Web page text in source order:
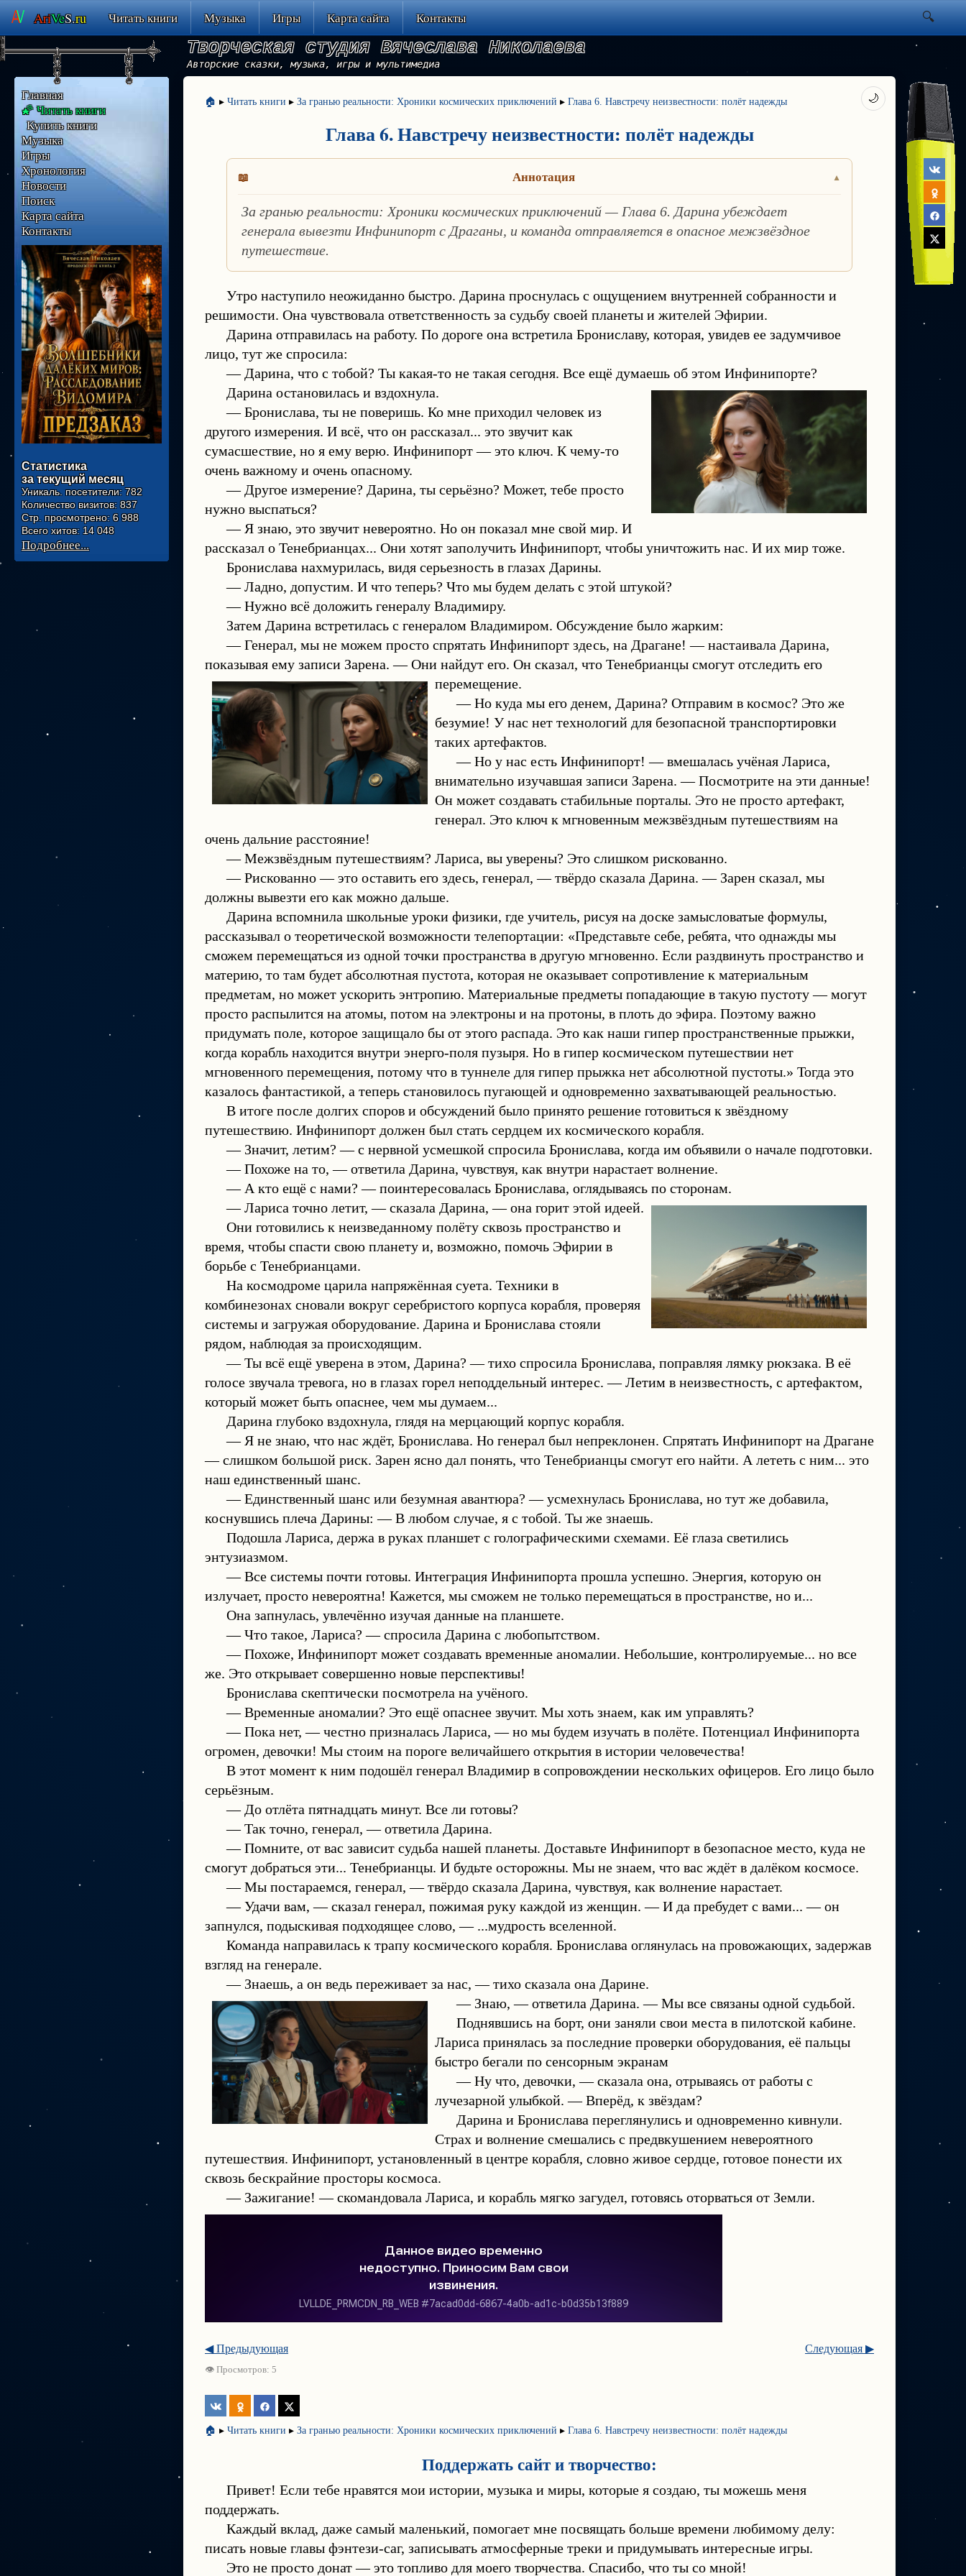
Творческая студия Вячеслава Николаева
Авторские сказки, музыка, игры и мультимедиа
AriVeS.ru Читать книги Музыка Игры Карта сайта Контакты
🏠 ▸ Читать книги ▸ За гранью реальности: Хроники космических приключений ▸ Глава 6. Навстречу неизвестности: полёт надежды
Глава 6. Навстречу неизвестности: полёт надежды
Аннотация
За гранью реальности: Хроники космических приключений — Глава 6. Дарина убеждает
генерала вывезти Инфинипорт с Драганы, и команда отправляется в опасное межзвёздное
путешествие.
Утро наступило неожиданно быстро. Дарина проснулась с ощущением внутренней собранности и
решимости. Она чувствовала ответственность за судьбу своей планеты и жителей Эфирии.
Дарина отправилась на работу. По дороге она встретила Брониславу, которая, увидев ее задумчивое
лицо, тут же спросила:
— Дарина, что с тобой? Ты какая-то не такая сегодня. Все ещё думаешь об этом Инфинипорте?
Дарина остановилась и вздохнула.
— Бронислава, ты не поверишь. Ко мне приходил человек из
другого измерения. И всё, что он рассказал... это звучит как
сумасшествие, но я ему верю. Инфинипорт — это ключ. К чему-то
очень важному и очень опасному.
— Другое измерение? Дарина, ты серьёзно? Может, тебе просто
нужно выспаться?
— Я знаю, это звучит невероятно. Но он показал мне свой мир. И
рассказал о Тенебрианцах... Они хотят заполучить Инфинипорт, чтобы уничтожить нас. И их мир тоже.
Бронислава нахмурилась, видя серьезность в глазах Дарины.
— Ладно, допустим. И что теперь? Что мы будем делать с этой штукой?
— Нужно всё доложить генералу Владимиру.
Затем Дарина встретилась с генералом Владимиром. Обсуждение было жарким:
— Генерал, мы не можем просто спрятать Инфинипорт здесь, на Драгане! — настаивала Дарина,
показывая ему записи Зарена. — Они найдут его. Он сказал, что Тенебрианцы смогут отследить его
перемещение.
— Но куда мы его денем, Дарина? Отправим в космос? Это же
безумие! У нас нет технологий для безопасной транспортировки
таких артефактов.
— Но у нас есть Инфинипорт! — вмешалась учёная Лариса,
внимательно изучавшая записи Зарена. — Посмотрите на эти данные!
Он может создавать стабильные порталы. Это не просто артефакт,
генерал. Это ключ к мгновенным межзвёздным путешествиям на
очень дальние расстояние!
— Межзвёздным путешествиям? Лариса, вы уверены? Это слишком рискованно.
— Рискованно — это оставить его здесь, генерал, — твёрдо сказала Дарина. — Зарен сказал, мы
должны вывезти его как можно дальше.
Дарина вспомнила школьные уроки физики, где учитель, рисуя на доске замысловатые формулы,
рассказывал о теоретической возможности телепортации: «Представьте себе, ребята, что однажды мы
сможем перемещаться из одной точки пространства в другую мгновенно. Если раздвинуть пространство и
материю, то там будет абсолютная пустота, которая не оказывает сопротивление к материальным
предметам, но может ускорить энтропию. Материальные предметы попадающие в такую пустоту — могут
просто распылится на атомы, потом на электроны и на протоны, в плоть до эфира. Поэтому важно
придумать поле, которое защищало бы от этого распада. Это как наши гипер пространственные прыжки,
когда корабль находится внутри энерго-поля пузыря. Но в гипер космическом путешествии нет
мгновенного перемещения, потому что в туннеле для гипер прыжка нет абсолютной пустоты.» Тогда это
казалось фантастикой, а теперь становилось пугающей и одновременно захватывающей реальностью.
В итоге после долгих споров и обсуждений было принято решение готовиться к звёздному
путешествию. Инфинипорт должен был стать сердцем их космического корабля.
— Значит, летим? — с нервной усмешкой спросила Бронислава, когда им объявили о начале подготовки.
— Похоже на то, — ответила Дарина, чувствуя, как внутри нарастает волнение.
— А кто ещё с нами? — поинтересовалась Бронислава, оглядываясь по сторонам.
— Лариса точно летит, — сказала Дарина, — она горит этой идеей.
Они готовились к неизведанному полёту сквозь пространство и
время, чтобы спасти свою планету и, возможно, помочь Эфирии в
борьбе с Тенебрианцами.
На космодроме царила напряжённая суета. Техники в
комбинезонах сновали вокруг серебристого корпуса корабля, проверяя
системы и загружая оборудование. Дарина и Бронислава стояли
рядом, наблюдая за происходящим.
— Ты всё ещё уверена в этом, Дарина? — тихо спросила Бронислава, поправляя лямку рюкзака. В её
голосе звучала тревога, но в глазах горел неподдельный интерес. — Летим в неизвестность, с артефактом,
который может быть опаснее, чем мы думаем...
Дарина глубоко вздохнула, глядя на мерцающий корпус корабля.
— Я не знаю, что нас ждёт, Бронислава. Но генерал был непреклонен. Спрятать Инфинипорт на Драгане
— слишком большой риск. Зарен ясно дал понять, что Тенебрианцы смогут его найти. А лететь с ним... это
наш единственный шанс.
— Единственный шанс или безумная авантюра? — усмехнулась Бронислава, но тут же добавила,
коснувшись плеча Дарины: — В любом случае, я с тобой. Ты же знаешь.
Подошла Лариса, держа в руках планшет с голографическими схемами. Её глаза светились
энтузиазмом.
— Все системы почти готовы. Интеграция Инфинипорта прошла успешно. Энергия, которую он
излучает, просто невероятна! Кажется, мы сможем не только перемещаться в пространстве, но и...
Она запнулась, увлечённо изучая данные на планшете.
— Что такое, Лариса? — спросила Дарина с любопытством.
— Похоже, Инфинипорт может создавать временные аномалии. Небольшие, контролируемые... но все
же. Это открывает совершенно новые перспективы!
Бронислава скептически посмотрела на учёного.
— Временные аномалии? Это ещё опаснее звучит. Мы хоть знаем, как им управлять?
— Пока нет, — честно призналась Лариса, — но мы будем изучать в полёте. Потенциал Инфинипорта
огромен, девочки! Мы стоим на пороге величайшего открытия в истории человечества!
В этот момент к ним подошёл генерал Владимир в сопровождении нескольких офицеров. Его лицо было
серьёзным.
— До отлёта пятнадцать минут. Все ли готовы?
— Так точно, генерал, — ответила Дарина.
— Помните, от вас зависит судьба нашей планеты. Доставьте Инфинипорт в безопасное место, куда не
смогут добраться эти... Тенебрианцы. И будьте осторожны. Мы не знаем, что вас ждёт в далёком космосе.
— Мы постараемся, генерал, — твёрдо сказала Дарина, чувствуя, как волнение нарастает.
— Удачи вам, — сказал генерал, пожимая руку каждой из женщин. — И да пребудет с вами... — он
запнулся, подыскивая подходящее слово, — ...мудрость вселенной.
Команда направилась к трапу космического корабля. Бронислава оглянулась на провожающих, задержав
взгляд на генерале.
— Знаешь, а он ведь переживает за нас, — тихо сказала она Дарине.
— Знаю, — ответила Дарина. — Мы все связаны одной судьбой.
Поднявшись на борт, они заняли свои места в пилотской кабине.
Лариса принялась за последние проверки оборудования, её пальцы
быстро бегали по сенсорным экранам
— Ну что, девочки, — сказала она, отрываясь от работы с
лучезарной улыбкой. — Вперёд, к звёздам?
Дарина и Бронислава переглянулись и одновременно кивнули.
Страх и волнение смешались с предвкушением невероятного
путешествия. Инфинипорт, установленный в центре корабля, словно живое сердце, готовое понести их
сквозь бескрайние просторы космоса.
— Зажигание! — скомандовала Лариса, и корабль мягко загудел, готовясь оторваться от Земли.
Следующая ▶
◀ Предыдующая
👁 Просмотров: 5
🏠 ▸ Читать книги ▸ За гранью реальности: Хроники космических приключений ▸ Глава 6. Навстречу неизвестности: полёт надежды
Поддержать сайт и творчество:
Привет! Если тебе нравятся мои истории, музыка и миры, которые я создаю, ты можешь меня
поддержать.
Каждый вклад, даже самый маленький, помогает мне посвящать больше времени любимому делу:
писать новые главы фэнтези-саг, записывать атмосферные треки и придумывать интересные игры.
Это не просто донат — это топливо для моего творчества. Спасибо, что ты со мной!
🌙
Главная
🌠 Читать книги
Купить книги
Музыка
Игры
Хронология
Новости
Поиск
Карта сайта
Контакты
Статистика
за текущий месяц
Уникаль. посетители:782
Количество визитов:837
Стр. просмотрено:6 988
Всего хитов: 14 048
Подробнее...